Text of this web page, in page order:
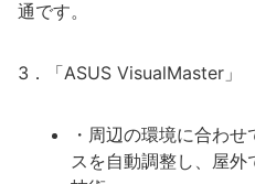
通です。
3．「ASUS VisualMaster」
・周辺の環境に合わ
スを自動調整し、屋